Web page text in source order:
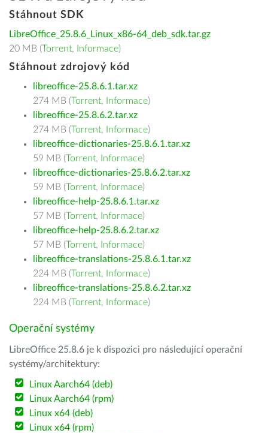
Stáhnout SDK
LibreOffice_25.8.6_Linux_x86-64_deb_sdk.tar.gz
20 MB (Torrent, Informace)
Stáhnout zdrojový kód
libreoffice-25.8.6.1.tar.xz
274 MB (Torrent, Informace)
libreoffice-25.8.6.2.tar.xz
274 MB (Torrent, Informace)
libreoffice-dictionaries-25.8.6.1.tar.xz
59 MB (Torrent, Informace)
libreoffice-dictionaries-25.8.6.2.tar.xz
59 MB (Torrent, Informace)
libreoffice-help-25.8.6.1.tar.xz
57 MB (Torrent, Informace)
libreoffice-help-25.8.6.2.tar.xz
57 MB (Torrent, Informace)
libreoffice-translations-25.8.6.1.tar.xz
224 MB (Torrent, Informace)
libreoffice-translations-25.8.6.2.tar.xz
224 MB (Torrent, Informace)
Operační systémy
LibreOffice 25.8.6 je k dispozici pro následující operační
systémy/architektury:
Linux Aarch64 (deb)
Linux Aarch64 (rpm)
Linux x64 (deb)
Linux x64 (rpm)